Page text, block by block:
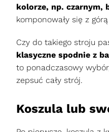
kolorze, np. czarnym,
komponowały się z
Czy do takiego stroju
klasyczne spodnie z
to ponadczasowy
zepsuć cały strój.
Koszula lub